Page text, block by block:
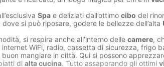
Spa e deliziati dall’ottimo cibo del
si può riposare, godere le bellezze dell’alta
si respira anche all’interno delle camere,
WiFi, radio, cassetta di sicurezza, frigo
mangiare in città. Qui si possono
di alta cucina. Tutto assaporando gli ottimi